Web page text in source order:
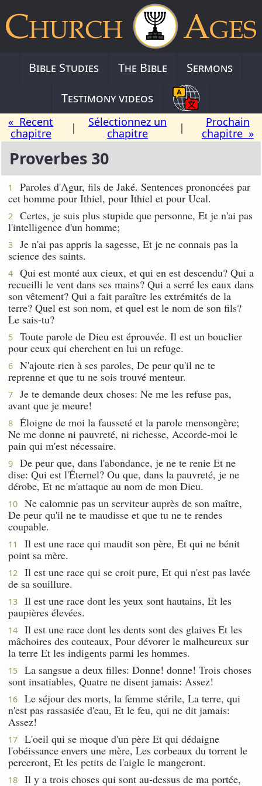
Bible Studies The Bible
Sermons
Testimony videos
« Recent
chapitre
|
Sélectionnez un
chapitre
|
Prochain
chapitre »
Proverbes 30
1
Paroles d'Agur, fils de Jaké. Sentences prononcées par
cet homme pour Ithiel, pour Ithiel et pour Ucal.
2
Certes, je suis plus stupide que personne, Et je n'ai pas
l'intelligence d'un homme;
3
Je n'ai pas appris la sagesse, Et je ne connais pas la
science des saints.
4
Qui est monté aux cieux, et qui en est descendu? Qui a
recueilli le vent dans ses mains? Qui a serré les eaux dans
son vêtement? Qui a fait paraître les extrémités de la
terre? Quel est son nom, et quel est le nom de son fils?
Le sais-tu?
5
Toute parole de Dieu est éprouvée. Il est un bouclier
pour ceux qui cherchent en lui un refuge.
6
N'ajoute rien à ses paroles, De peur qu'il ne te
reprenne et que tu ne sois trouvé menteur.
7
Je te demande deux choses: Ne me les refuse pas,
avant que je meure!
8
Éloigne de moi la fausseté et la parole mensongère;
Ne me donne ni pauvreté, ni richesse, Accorde-moi le
pain qui m'est nécessaire.
9
De peur que, dans l'abondance, je ne te renie Et ne
dise: Qui est l'Éternel? Ou que, dans la pauvreté, je ne
dérobe, Et ne m'attaque au nom de mon Dieu.
10
Ne calomnie pas un serviteur auprès de son maître,
De peur qu'il ne te maudisse et que tu ne te rendes
coupable.
11
Il est une race qui maudit son père, Et qui ne bénit
point sa mère.
12
Il est une race qui se croit pure, Et qui n'est pas lavée
de sa souillure.
13
Il est une race dont les yeux sont hautains, Et les
paupières élevées.
14
Il est une race dont les dents sont des glaives Et les
mâchoires des couteaux, Pour dévorer le malheureux sur
la terre Et les indigents parmi les hommes.
15
La sangsue a deux filles: Donne! donne! Trois choses
sont insatiables, Quatre ne disent jamais: Assez!
16
Le séjour des morts, la femme stérile, La terre, qui
n'est pas rassasiée d'eau, Et le feu, qui ne dit jamais:
Assez!
17
L'oeil qui se moque d'un père Et qui dédaigne
l'obéissance envers une mère, Les corbeaux du torrent le
perceront, Et les petits de l'aigle le mangeront.
18
Il y a trois choses qui sont au-dessus de ma portée,